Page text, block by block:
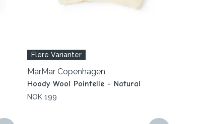
Flere Varianter
MarMar Copenhagen
Hoody Wool Pointelle - Natural
NOK 199